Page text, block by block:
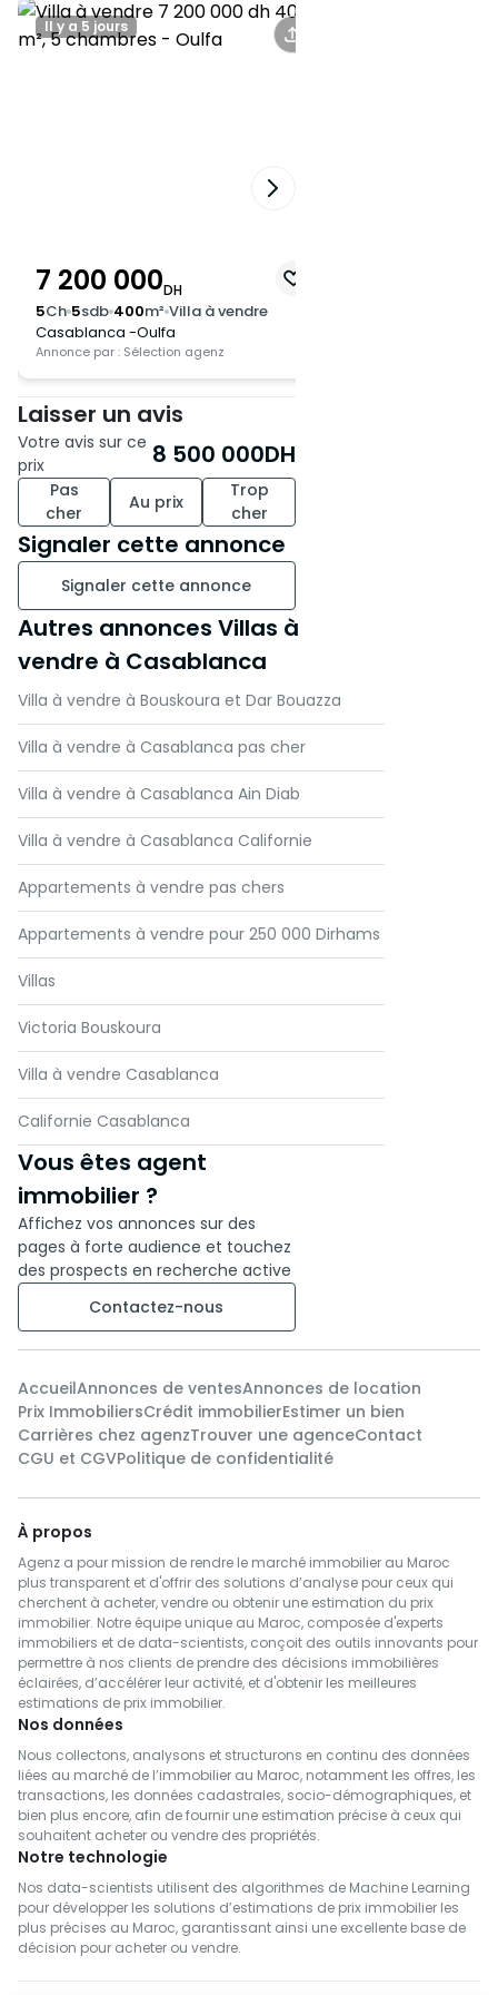
Il y a 5 jours
7 200 000DH
5Ch 5sdb 400m² Villa à vendre
Casablanca -Oulfa
Annonce par : Sélection agenz
Laisser un avis
Votre avis sur ce
prix
8 500 000DH
Pas
cher
Au prix
Trop
cher
Signaler cette annonce
Signaler cette annonce
Autres annonces Villas à
vendre à Casablanca
Villa à vendre à Bouskoura et Dar Bouazza
Villa à vendre à Casablanca pas cher
Villa à vendre à Casablanca Ain Diab
Villa à vendre à Casablanca Californie
Appartements à vendre pas chers
Appartements à vendre pour 250 000 Dirhams
Villas
Victoria Bouskoura
Villa à vendre Casablanca
Californie Casablanca
Vous êtes agent
immobilier ?
Affichez vos annonces sur des
pages à forte audience et touchez
des prospects en recherche active
Contactez-nous
AccueilAnnonces de ventesAnnonces de location
Prix ImmobiliersCrédit immobilierEstimer un bien
Carrières chez agenzTrouver une agenceContact
CGU et CGVPolitique de confidentialité
À propos
Agenz a pour mission de rendre le marché immobilier au Maroc
plus transparent et d'offrir des solutions d’analyse pour ceux qui
cherchent à acheter, vendre ou obtenir une estimation du prix
immobilier. Notre équipe unique au Maroc, composée d'experts
immobiliers et de data-scientists, conçoit des outils innovants pour
permettre à nos clients de prendre des décisions immobilières
éclairées, d’accélérer leur activité, et d'obtenir les meilleures
estimations de prix immobilier.
Nos données
Nous collectons, analysons et structurons en continu des données
liées au marché de l’immobilier au Maroc, notamment les offres, les
transactions, les données cadastrales, socio-démographiques, et
bien plus encore, afin de fournir une estimation précise à ceux qui
souhaitent acheter ou vendre des propriétés.
Notre technologie
Nos data-scientists utilisent des algorithmes de Machine Learning
pour développer les solutions d’estimations de prix immobilier les
plus précises au Maroc, garantissant ainsi une excellente base de
décision pour acheter ou vendre.